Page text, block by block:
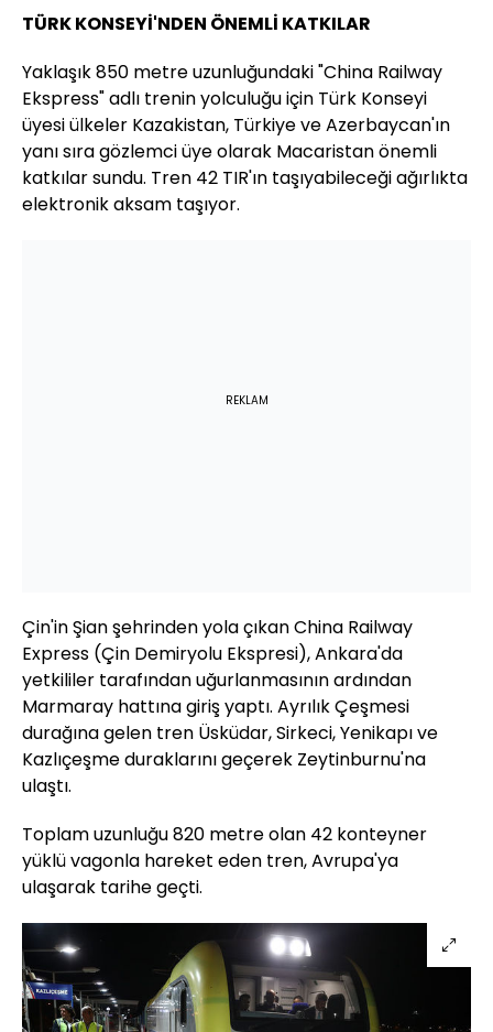
TÜRK KONSEYİ'NDEN ÖNEMLİ KATKILAR
Yaklaşık 850 metre uzunluğundaki "China Railway
Ekspress" adlı trenin yolculuğu için Türk Konseyi
üyesi ülkeler Kazakistan, Türkiye ve Azerbaycan'ın
yanı sıra gözlemci üye olarak Macaristan önemli
katkılar sundu. Tren 42 TIR'ın taşıyabileceği ağırlıkta
elektronik aksam taşıyor.
REKLAM
Çin'in Şian şehrinden yola çıkan China Railway
Express (Çin Demiryolu Ekspresi), Ankara'da
yetkililer tarafından uğurlanmasının ardından
Marmaray hattına giriş yaptı. Ayrılık Çeşmesi
durağına gelen tren Üsküdar, Sirkeci, Yenikapı ve
Kazlıçeşme duraklarını geçerek Zeytinburnu'na
ulaştı.
Toplam uzunluğu 820 metre olan 42 konteyner
yüklü vagonla hareket eden tren, Avrupa'ya
ulaşarak tarihe geçti.